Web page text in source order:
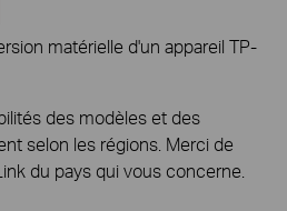
matérielle d'un appareil TP-
des modèles et des
selon les régions. Merci de
du pays qui vous concerne.